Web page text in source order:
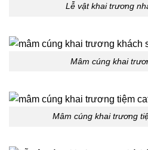
Lễ vật khai trương
Mâm cúng khai
Mâm cúng khai trương